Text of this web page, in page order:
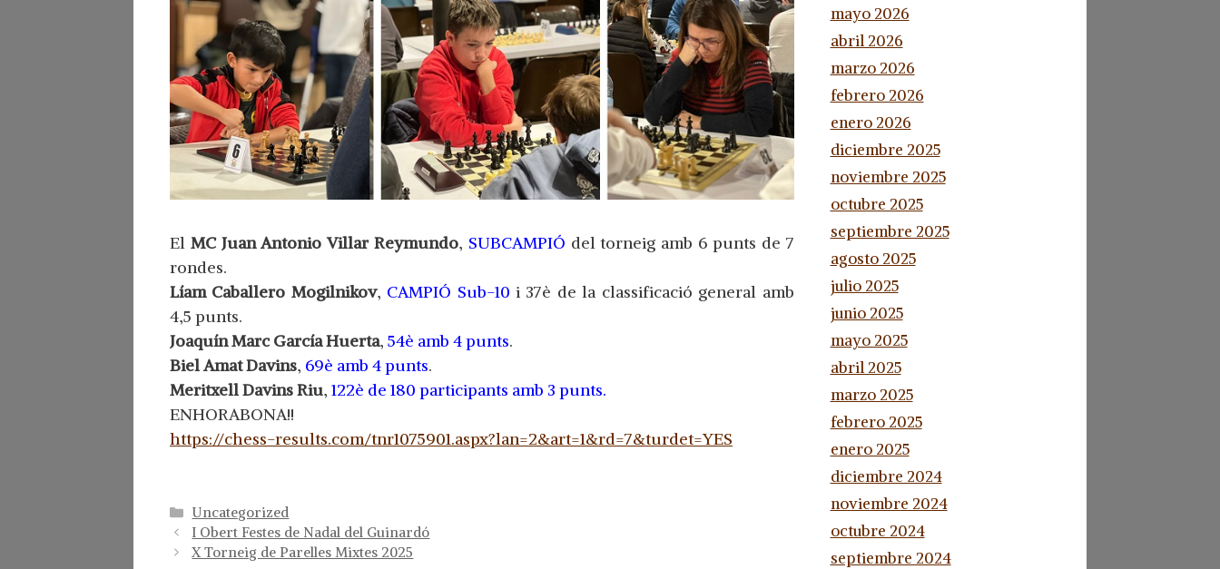
El MC Juan Antonio Villar Reymundo, SUBCAMPIÓ del torneig amb 6 punts de 7
rondes.
Líam Caballero Mogilnikov, CAMPIÓ Sub-10 i 37è de la classificació general amb
4,5 punts.
Joaquín Marc García Huerta, 54è amb 4 punts.
Biel Amat Davins, 69è amb 4 punts.
Meritxell Davins Riu, 122è de 180 participants amb 3 punts.
ENHORABONA!!
https://chess-results.com/tnr1075901.aspx?lan=2&art=1&rd=7&turdet=YES
Categorías
Uncategorized
I Obert Festes de Nadal del Guinardó
X Torneig de Parelles Mixtes 2025
mayo 2026
abril 2026
marzo 2026
febrero 2026
enero 2026
diciembre 2025
noviembre 2025
octubre 2025
septiembre 2025
agosto 2025
julio 2025
junio 2025
mayo 2025
abril 2025
marzo 2025
febrero 2025
enero 2025
diciembre 2024
noviembre 2024
octubre 2024
septiembre 2024